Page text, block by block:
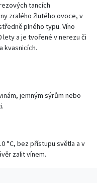
tancích
zralého žlutého ovoce, v
plného typu. Víno
lety a je tvořené v nerezu či
kvasnicích.
jemným sýrům nebo
°C, bez přístupu světla a v
zalit vínem.